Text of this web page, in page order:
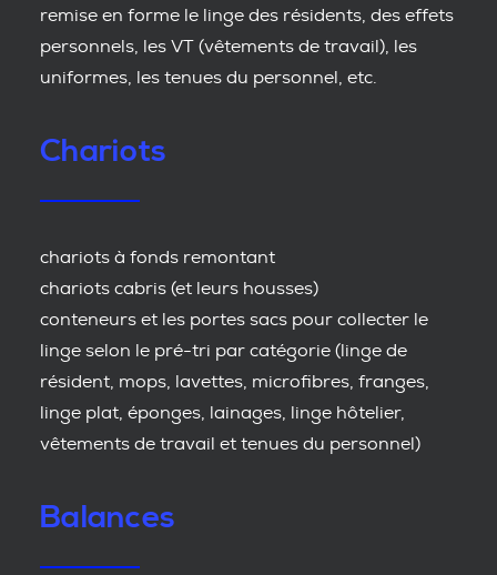
remise en forme le linge des résidents, des effets
personnels, les VT (vêtements de travail), les
uniformes, les tenues du personnel, etc.
Chariots
chariots à fonds remontant
chariots cabris (et leurs housses)
conteneurs et les portes sacs pour collecter le
linge selon le pré-tri par catégorie (linge de
résident, mops, lavettes, microfibres, franges,
linge plat, éponges, lainages, linge hôtelier,
vêtements de travail et tenues du personnel)
Balances